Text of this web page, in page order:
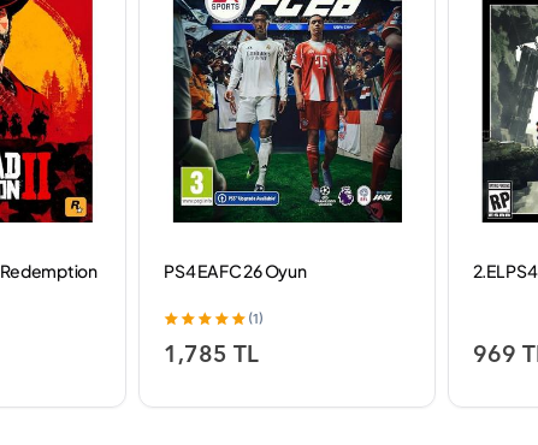
Redemption
PS4 EA FC 26 Oyun
(1)
1,785 TL
2.EL
969